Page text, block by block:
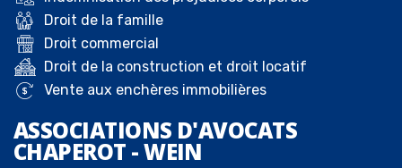
Droit de la famille
Droit commercial
Droit de la construction et droit locatif
Vente aux enchères immobilières
ASSOCIATIONS D'AVOCATS
CHAPEROT - WEIN